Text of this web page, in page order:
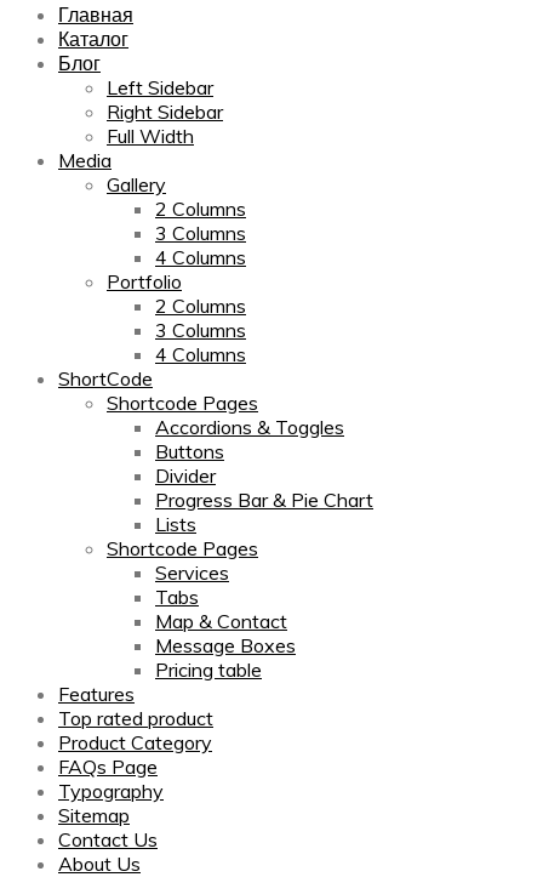
Главная
Каталог
Блог
Left Sidebar
Right Sidebar
Full Width
Media
Gallery
2 Columns
3 Columns
4 Columns
Portfolio
2 Columns
3 Columns
4 Columns
ShortCode
Shortcode Pages
Accordions & Toggles
Buttons
Divider
Progress Bar & Pie Chart
Lists
Shortcode Pages
Services
Tabs
Map & Contact
Message Boxes
Pricing table
Features
Top rated product
Product Category
FAQs Page
Typography
Sitemap
Contact Us
About Us